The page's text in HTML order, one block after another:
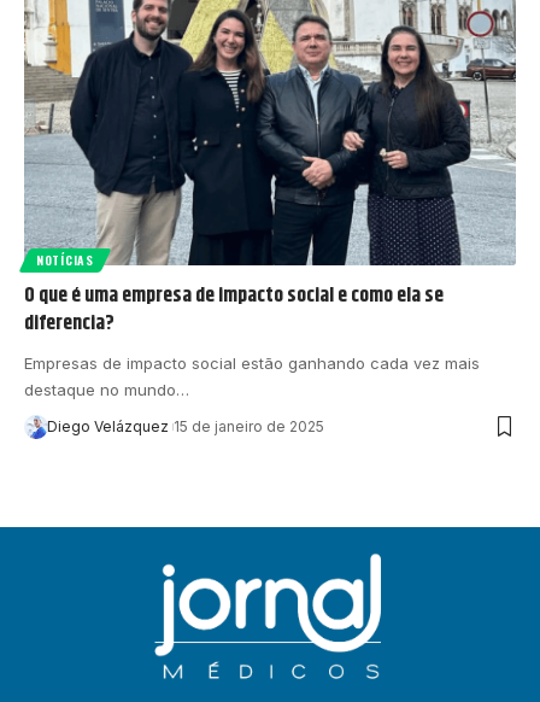
NOTÍCIAS
O que é uma empresa de impacto social e como ela se
diferencia?
Empresas de impacto social estão ganhando cada vez mais
destaque no mundo…
Diego Velázquez 15 de janeiro de 2025